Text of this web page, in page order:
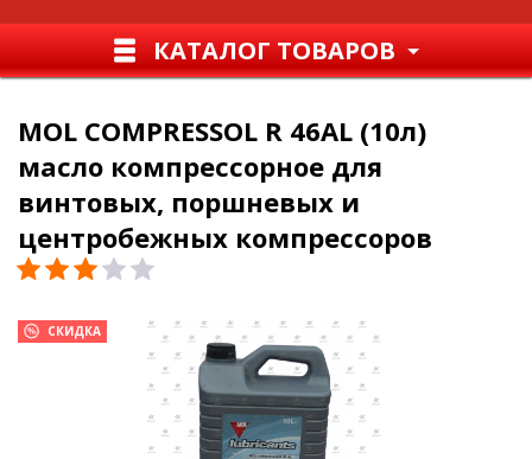
КАТАЛОГ ТОВАРОВ
MOL COMPRESSOL R 46AL (10л)
масло компрессорное для
винтовых, поршневых и
центробежных компрессоров
СКИДКА